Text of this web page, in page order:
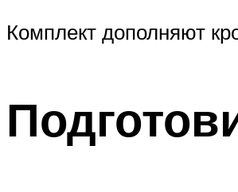
Комплект дополняют